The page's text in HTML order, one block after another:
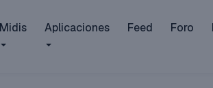
Midis Aplicaciones Feed Foro